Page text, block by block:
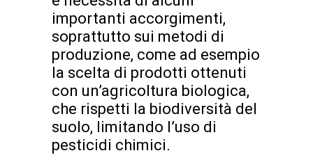
importanti accorgimenti,
soprattutto sui metodi di
produzione, come ad esempio
la scelta di prodotti ottenuti
con un’agricoltura biologica,
che rispetti la biodiversità del
suolo, limitando l’uso di
pesticidi chimici.